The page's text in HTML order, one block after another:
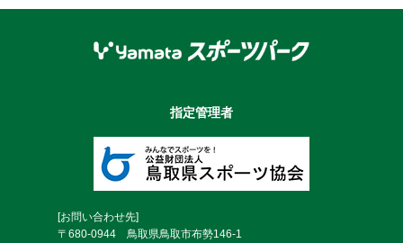
指定管理者
[お問い合わせ先]
〒680-0944 鳥取県鳥取市布勢146-1